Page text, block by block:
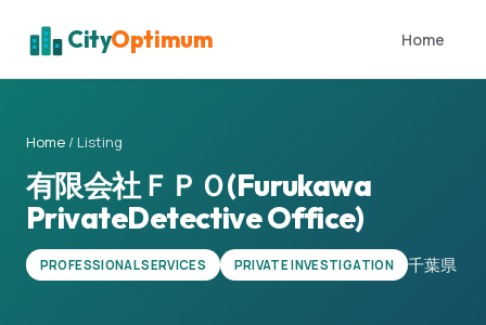
CityOptimum Home
Home / Listing
有限会社ＦＰＯ(Furukawa
PrivateDetective Office)
PROFESSIONAL SERVICES PRIVATE INVESTIGATION 千葉県